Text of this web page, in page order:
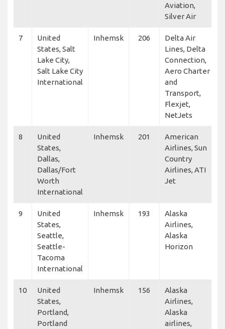
Aviation,
Silver Air
7
United
States, Salt
Lake City,
Salt Lake City
International
Inhemsk 206
Delta Air
Lines, Delta
Connection,
Aero Charter
and
Transport,
Flexjet,
NetJets
8
United
States,
Dallas,
Dallas/Fort
Worth
International
Inhemsk 201
American
Airlines, Sun
Country
Airlines, ATI
Jet
9
United
States,
Seattle,
Seattle-
Tacoma
International
Inhemsk 193
Alaska
Airlines,
Alaska
Horizon
10
United
States,
Portland,
Portland
Inhemsk 156
Alaska
Airlines,
Alaska
airlines,